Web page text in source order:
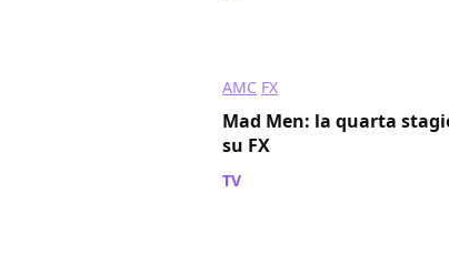
AMC FX
Mad Men: la quarta
su FX
TV